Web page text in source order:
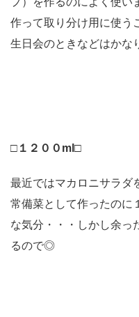
作って取り分け用に使う
生日会のときなどはかな
□１２００ml□
最近ではマカロニサラダ
常備菜として作ったのに
な気分・・・しかし余っ
るので◎